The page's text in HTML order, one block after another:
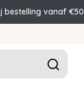
bestelling vanaf €50